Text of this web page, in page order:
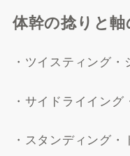
体幹の捻りと
・ツイスティング
・サイドライイン
・スタンディング・